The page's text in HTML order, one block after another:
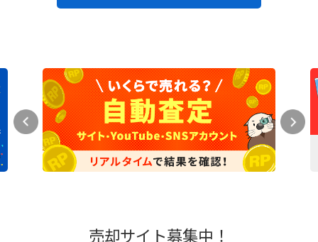
売却サイト募集中！